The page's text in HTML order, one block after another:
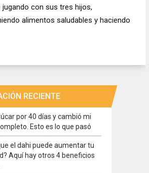
con sus tres hijos,
alimentos saludables y haciendo
RECIENTE
por 40 días y cambió mi
Esto es lo que pasó
el dahi puede aumentar tu
Aquí hay otros 4 beneficios